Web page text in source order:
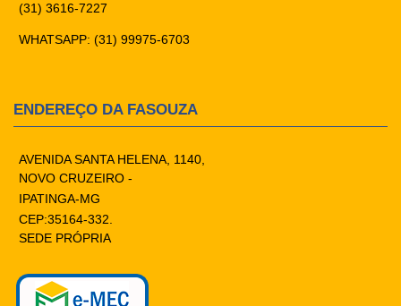
(31) 3616-7227
WHATSAPP: (31) 99975-6703
ENDEREÇO DA FASOUZA
AVENIDA SANTA HELENA, 1140,
NOVO CRUZEIRO -
IPATINGA-MG
CEP:35164-332.
SEDE PRÓPRIA